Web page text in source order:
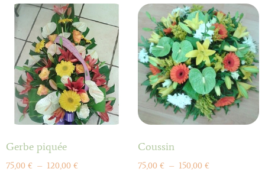
Gerbe piquée
75,00 € – 120,00 €
Coussin
75,00 € – 150,00 €